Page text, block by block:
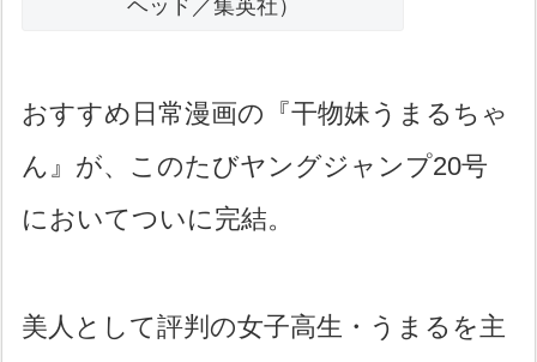
ヘッド／集英社）
おすすめ日常漫画の『干物妹うまるちゃ
ん』が、このたびヤングジャンプ20号
においてついに完結。
美人として評判の女子高生・うまるを主